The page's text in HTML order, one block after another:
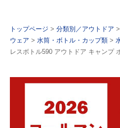
トップページ > 分類別／アウトドア >
ウェア > 水筒・ボトル・カップ類 >
レスボトル590 アウトドア キャンプ